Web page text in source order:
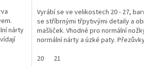
nárty
Vyrábí se ve velikostech 20 - 27,
se stříbrnými třpytivými detaily a
mašliček. Vhodné pro normální
normální nárty a úzké paty.
20
21